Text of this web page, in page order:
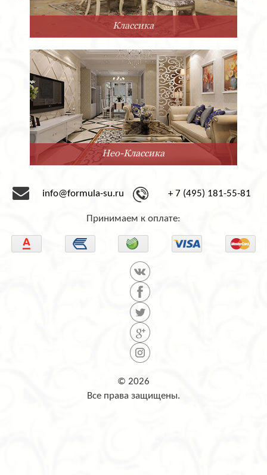
Классика
Нео-Классика
info@formula-su.ru + 7 (495) 181-55-81
Принимаем к оплате:
© 2026
Все права защищены.